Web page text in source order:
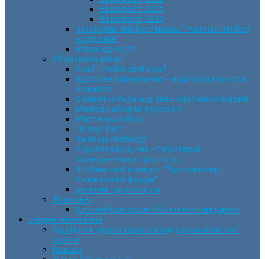
Єврофест-2021
Єврофест-2020
Інклюзивний фестиваль “Натхнення без
кордонів”
Марш єдності
Обласного рівня
Знай і люби свій край
Здорове харчування – відповідальність
кожного
Славетні Українці. Іван Карпенко-Карий
Молодь обирає здоров’я
Мистецькі обрії
Humor Fest
За нашу свободу
Кіровоградщина – територія
толерантного простору
ІII обласний конкурс “Буктрейлер.
Книжковий форум”
Інтелектуальні ігри
Локальні
Арт-лабораторія «Життєвих завдань»
Нормативна база
Довідник директора закладу позашкільної
освіти
Накази